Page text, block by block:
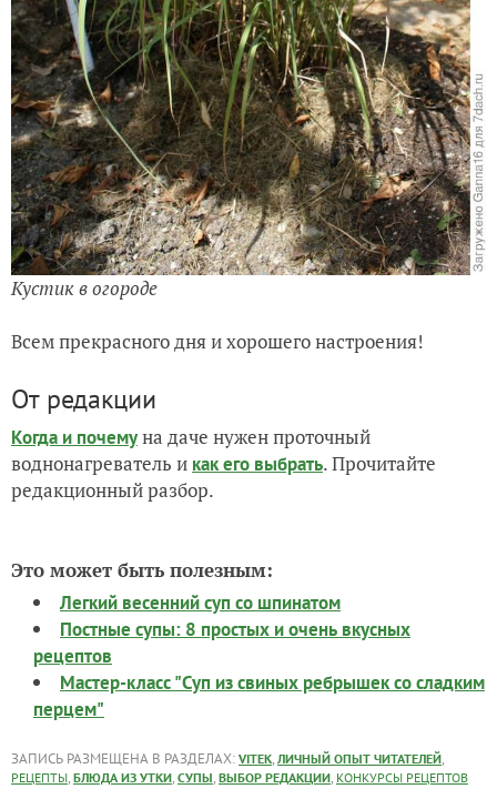
Кустик в огороде
Всем прекрасного дня и хорошего настроения!
От редакции
Когда и почемуна даче нужен проточный
воднонагреватель и как его выбрать. Прочитайте
редакционный разбор.
Это может быть полезным:
Легкий весенний суп со шпинатом
Постные супы: 8 простых и очень вкусных
рецептов
Мастер-класс "Суп из свиных ребрышек со сладким
перцем"
ЗАПИСЬ РАЗМЕЩЕНА В РАЗДЕЛАХ: VITEK, ЛИЧНЫЙ ОПЫТ ЧИТАТЕЛЕЙ,
РЕЦЕПТЫ, БЛЮДА ИЗ УТКИ, СУПЫ, ВЫБОР РЕДАКЦИИ, КОНКУРСЫ РЕЦЕПТОВ